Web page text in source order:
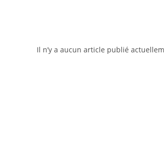
Il n’y a aucun article publié